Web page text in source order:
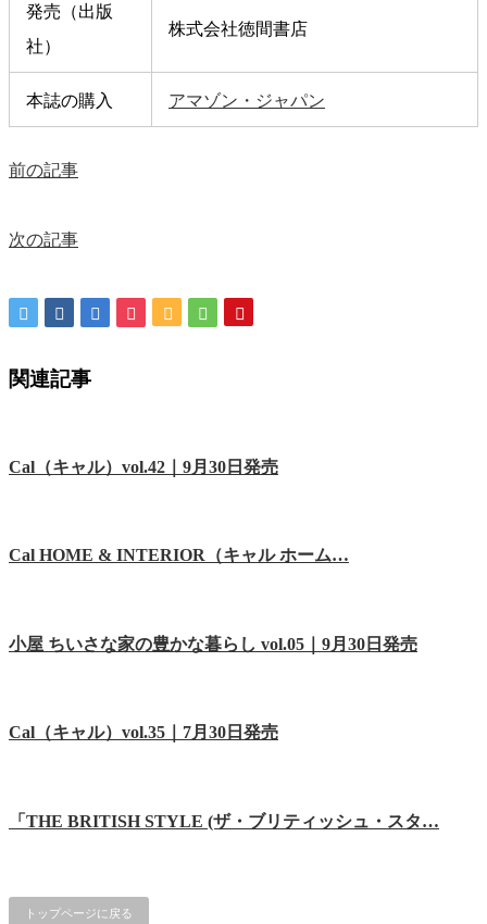
発売（出版
社）
株式会社徳間書店
本誌の購入 アマゾン・ジャパン
前の記事
次の記事
関連記事
Cal（キャル）vol.42｜9月30日発売
Cal HOME & INTERIOR（キャル ホーム…
小屋 ちいさな家の豊かな暮らし vol.05｜9月30日発売
Cal（キャル）vol.35｜7月30日発売
「THE BRITISH STYLE (ザ・ブリティッシュ・スタ…
トップページに戻る